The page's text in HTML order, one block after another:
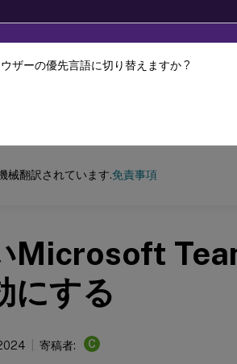
的に機械翻訳されています。
械翻訳されています.免責事項
Microsoft
にする
寄稿者: C
ザーの優先言語に切り替えますか ?